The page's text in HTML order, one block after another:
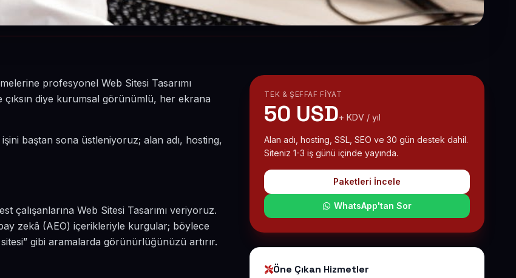
profesyonel Web Sitesi Tasarımı
diye kurumsal görünümlü, her ekrana
baştan sona üstleniyoruz; alan adı, hosting,
çalışanlarına Web Sitesi Tasarımı veriyoruz.
zekâ (AEO) içerikleriyle kurgular; böylece
gibi aramalarda görünürlüğünüzü artırır.
TEK & ŞEFFAF FIYAT
50 USD+ KDV / yıl
Alan adı, hosting, SSL, SEO ve 30 gün destek dahil.
Siteniz 1-3 iş günü içinde yayında.
Paketleri İncele
WhatsApp'tan Sor
Öne Çıkan Hizmetler